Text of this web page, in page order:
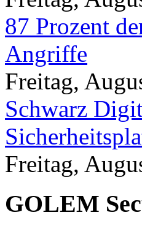
87 Prozent
Angriffe
Freitag,
Schwarz
Freitag,
GOLEM